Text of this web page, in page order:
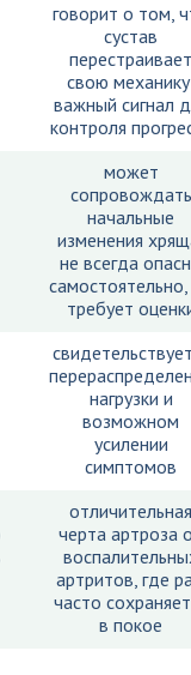
говорит о том,
сустав
перестраивает
свою
важный сигнал
контроля
может
сопровождать
начальные
изменения
не всегда
требует
нагрузки и
возможном
усилении
симптомов
отличительная
черта артроза
артритов, где
часто
в покое